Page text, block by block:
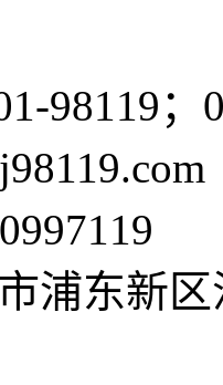
98119；
浦东新